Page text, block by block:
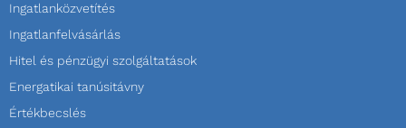
Ingatlanközvetítés
Ingatlanfelvásárlás
Hitel és pénzügyi szolgáltatások
Energatikai tanúsitávny
Értékbecslés